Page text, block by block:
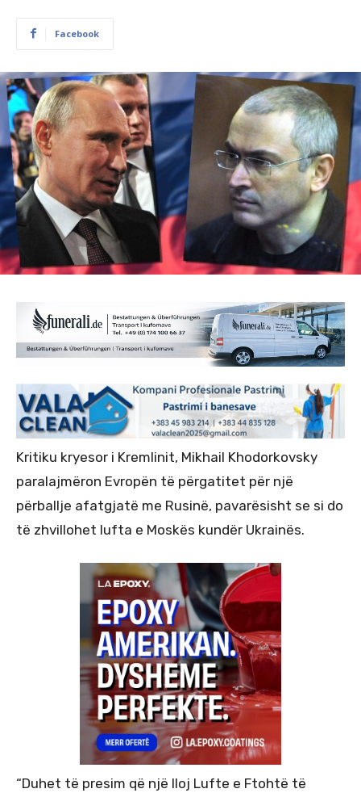
Facebook
Kritiku kryesor i Kremlinit, Mikhail Khodorkovsky
paralajmëron Evropën të përgatitet për një
përballje afatgjatë me Rusinë, pavarësisht se si do
të zhvillohet lufta e Moskës kundër Ukrainës.
“Duhet të presim që një lloj Lufte e Ftohtë të